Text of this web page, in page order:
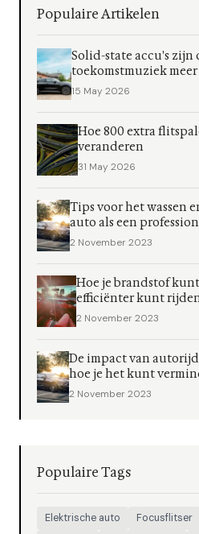
Populaire Artikelen
Solid-state accu's
toekomstmuziek meer
15 May 2026
Hoe 800 extra
veranderen
31 May 2026
Tips voor het wassen
auto als een
2 November 2023
Hoe je brandstof
efficiënter kunt
2 November 2023
De impact van
hoe je het kunt
2 November 2023
Populaire Tags
Elektrische auto Focusflitser